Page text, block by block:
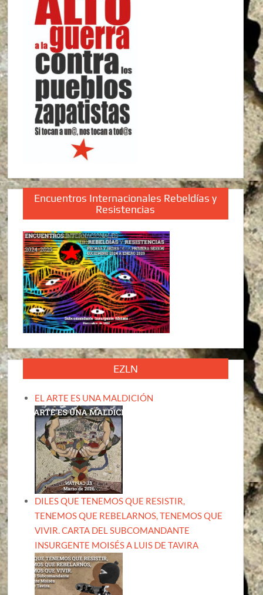
Encuentros Internacionales Rebeldías y
Resistencias
EZLN
EL ARTE ES UNA MALDICIÓN
DILES QUE TENEMOS QUE RESISTIR,
TENEMOS QUE REBELARNOS, TENEMOS QUE
VIVIR. CARTA DEL SUBCOMANDANTE
INSURGENTE MOISÉS A LUIS DE TAVIRA